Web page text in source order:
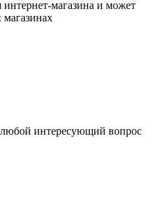
интернет-магазина и может
магазинах
интересующий вопрос